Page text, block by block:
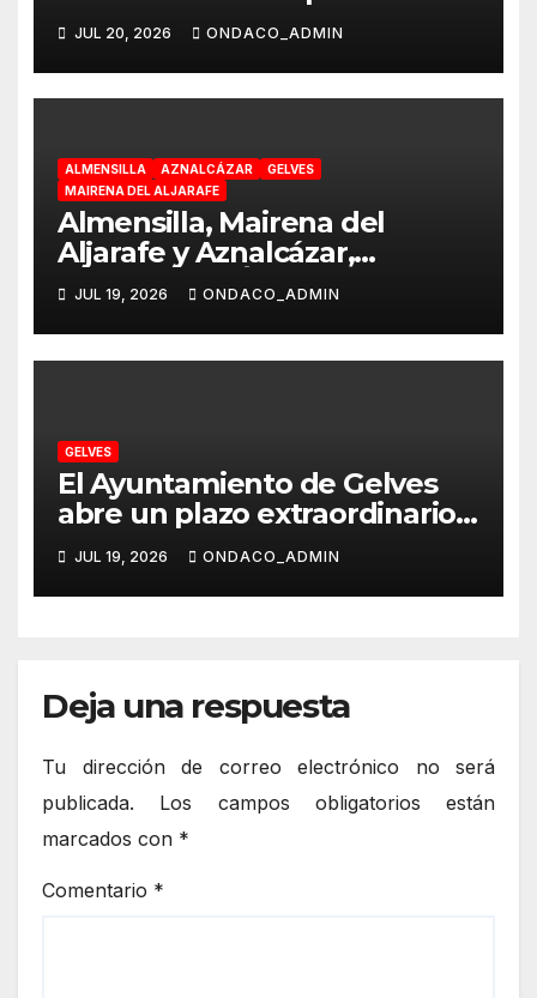
Vivienda y Suelo para
responder a las necesidades
reales de la ciudadanía
JUL 20, 2026 ONDACO_ADMIN
ALMENSILLA AZNALCÁZAR
GELVES
MAIRENA DEL ALJARAFE
Almensilla, Mairena del
Aljarafe y Aznalcázar,
declaradas «Área en Alerta»
por Virus del Nilo Occidental
JUL 19, 2026 ONDACO_ADMIN
GELVES
El Ayuntamiento de Gelves
abre un plazo extraordinario
de inscripciones para el Aula
de Conciliación Municipal de
Verano 2026
JUL 19, 2026 ONDACO_ADMIN
Deja una respuesta
Tu dirección de correo electrónico no será
publicada.
Los campos obligatorios están
marcados con *
Comentario *